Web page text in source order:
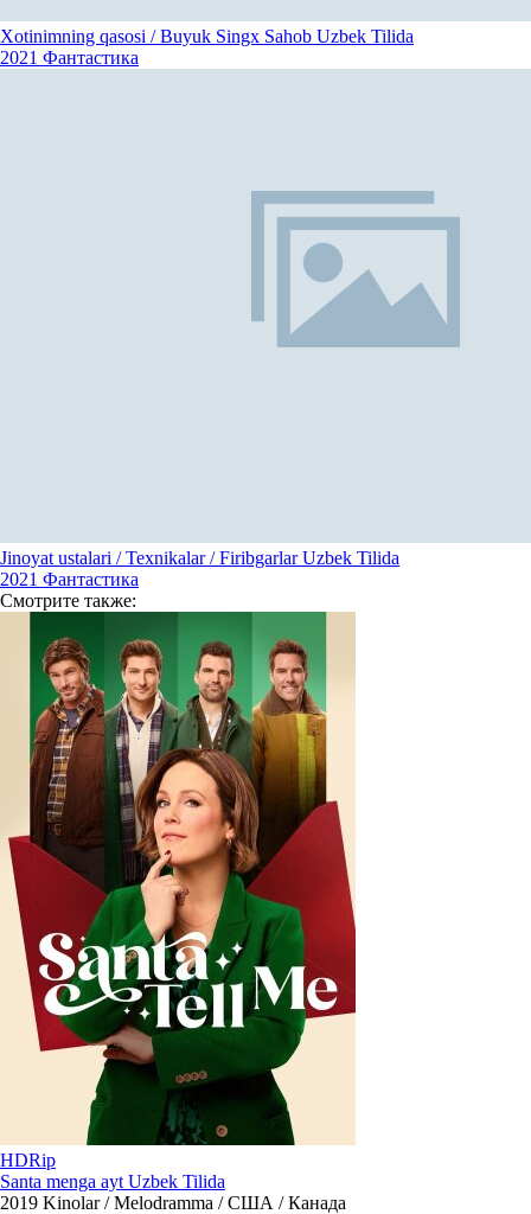
Xotinimning qasosi / Buyuk Singx Sahob Uzbek Tilida
2021 Фантастика
Jinoyat ustalari / Texnikalar / Firibgarlar Uzbek Tilida
2021 Фантастика
Смотрите также:
HDRip
Santa menga ayt Uzbek Tilida
2019 Kinolar / Melodramma / США / Канада